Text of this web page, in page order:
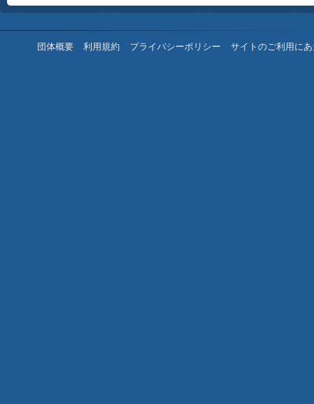
団体概要 利用規約 プライバシーポリシー サイトのご利用に